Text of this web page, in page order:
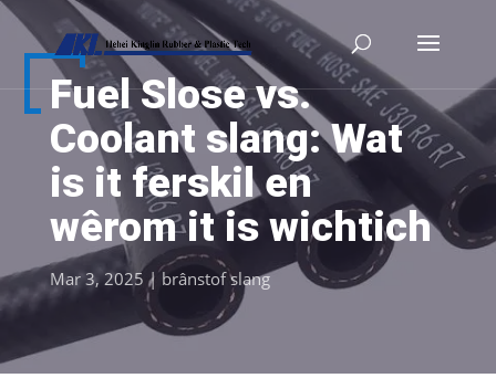
Fuel Slose vs.
Coolant slang: Wat
is it ferskil en
wêrom it is wichtich
Mar 3, 2025 |brânstof slang